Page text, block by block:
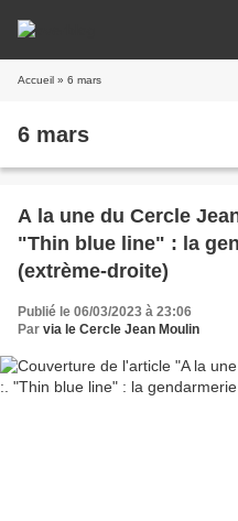
Accueil » 6 mars
6 mars
A la une du Cercle
"Thin blue line" : la
(extrème-droite)
Publié le 06/03/2023 à 23:06
Par via le Cercle Jean Moulin